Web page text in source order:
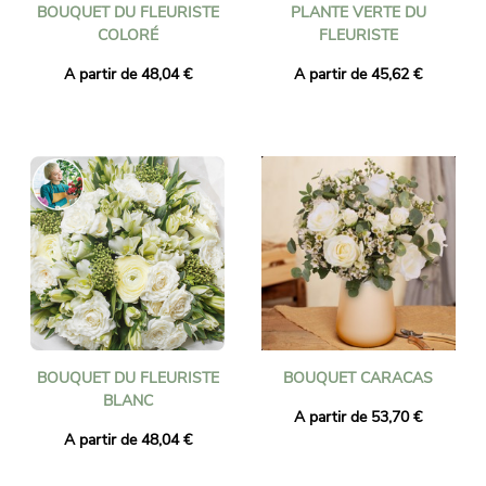
BOUQUET DU FLEURISTE
COLORÉ
A partir de 48,04 €
PLANTE VERTE DU
FLEURISTE
A partir de 45,62 €
BOUQUET DU FLEURISTE
BLANC
A partir de 48,04 €
BOUQUET CARACAS
A partir de 53,70 €